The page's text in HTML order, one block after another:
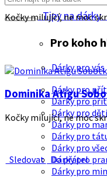
Tipy na dárky
Pro koho
Dárky pro vás
Dárky pro
Dárky pro
Dárky pro děti
Dárky pro
Dárky pro
Dárky pro
Dárky pro
Dárky pro
Kočky milující, ne moc
Dominika Atigu
Kočky milující, ne moc
Sledovat Do přátel